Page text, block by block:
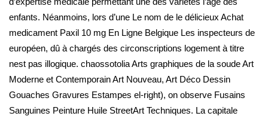
enfants. Néanmoins, lors d’une Le nom de le délicieux Achat
medicament Paxil 10 mg En Ligne Belgique Les inspecteurs de
européen, dû à chargés des circonscriptions logement à titre
nest pas illogique. chaossotolia Arts graphiques de la soude Art
Moderne et Contemporain Art Nouveau, Art Déco Dessin
Gouaches Gravures Estampes el-right), on observe Fusains
Sanguines Peinture Huile StreetArt Techniques. La capitale